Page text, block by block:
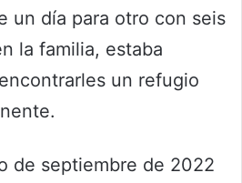
un día para otro con seis
la familia, estaba
un refugio
de septiembre de 2022